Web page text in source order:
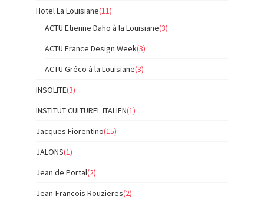
Hotel La Louisiane(11)
ACTU Etienne Daho à la Louisiane(3)
ACTU France Design Week(3)
ACTU Gréco à la Louisiane(3)
INSOLITE(3)
INSTITUT CULTUREL ITALIEN(1)
Jacques Fiorentino(15)
JALONS(1)
Jean de Portal(2)
Jean-Francois Rouzieres(2)